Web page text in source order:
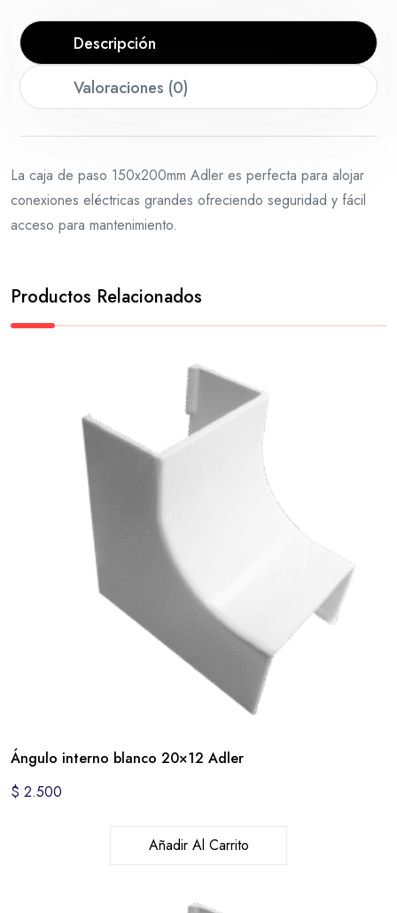
Descripción
Valoraciones (0)
La caja de paso 150x200mm Adler es perfecta para alojar
conexiones eléctricas grandes ofreciendo seguridad y fácil
acceso para mantenimiento.
Productos Relacionados
Ángulo interno blanco 20×12 Adler
$ 2.500
Añadir Al Carrito